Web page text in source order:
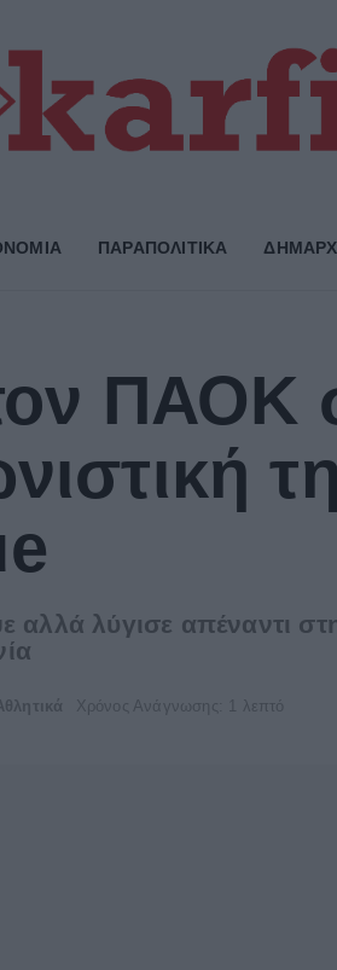
ΠΑΡΑΠΟΛΙΤΙΚΑ
ΠΑΟΚ
αλλά λύγισε απέναντι
Χρόνος Ανάγνωσης: 1 λεπτό